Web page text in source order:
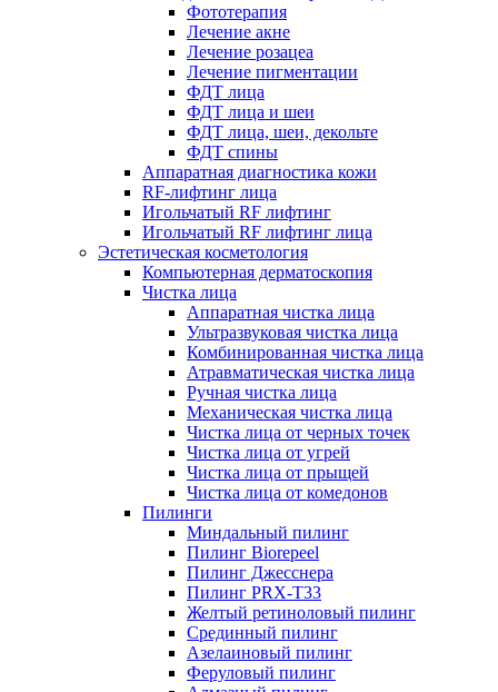
Фототерапия
Лечение акне
Лечение розацеа
Лечение пигментации
ФДТ лица
ФДТ лица и шеи
ФДТ лица, шеи, декольте
ФДТ спины
Аппаратная диагностика кожи
RF-лифтинг лица
Игольчатый RF лифтинг
Игольчатый RF лифтинг лица
Эстетическая косметология
Компьютерная дерматоскопия
Чистка лица
Аппаратная чистка лица
Ультразвуковая чистка лица
Комбинированная чистка лица
Атравматическая чистка лица
Ручная чистка лица
Механическая чистка лица
Чистка лица от черных точек
Чистка лица от угрей
Чистка лица от прыщей
Чистка лица от комедонов
Пилинги
Миндальный пилинг
Пилинг Biorepeel
Пилинг Джесснера
Пилинг PRX-T33
Желтый ретиноловый пилинг
Срединный пилинг
Азелаиновый пилинг
Феруловый пилинг